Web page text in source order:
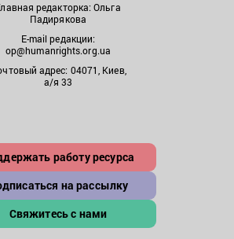
редакторка: Ольга
Падирякова
E-mail редакции:
op@humanrights.org.ua
адрес: 04071, Киев,
а/я 33
работу ресурса
на рассылку
Свяжитесь с нами